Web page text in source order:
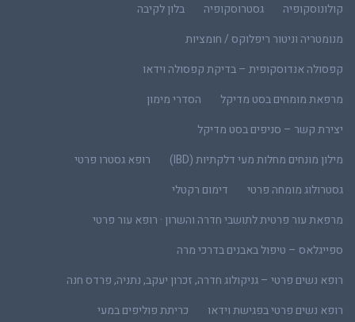
קולונוסקופיה גסטרוסקופיה
בלון לקיבה
מנומטריה וניטור ריפלוקס / חומציות
קפסולה אנדוסקופית – בדיקת קפסולה וידאו
מרפאת מומחים בסט מדיקל
הסדרי מימון
יצירת קשר – סניפים בסט מדיקל
מילון מונחים מחלות מעי דלקתיות (IBD)
רופא גסטרו פרטי
גסטרולוג מומחה פרטי
דימום רקטלי
מרפאת עור פרטית לתושבי חדרה והשרון · רופא עור פרטי
ספייגלאס – טיפול באבנים בדרכי מרה
רופא נשים פרטי – גניקולוג חדרה, זכרון יעקב, נתניה, פרדס חנה
רופא נשים פרטי בפגישת וידאו
כריתת פוליפים במעי